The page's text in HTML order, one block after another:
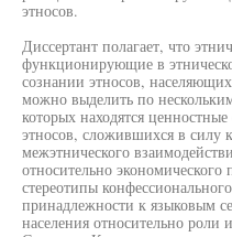
этносов.
Диссертант полагает, что
функционирующие в
сознании этносов,
можно выделить по
которых находятся
этносов, сложившихся в силу
межэтнического
относительно
стереотипы
принадлежности к языковым
населения относительно роли